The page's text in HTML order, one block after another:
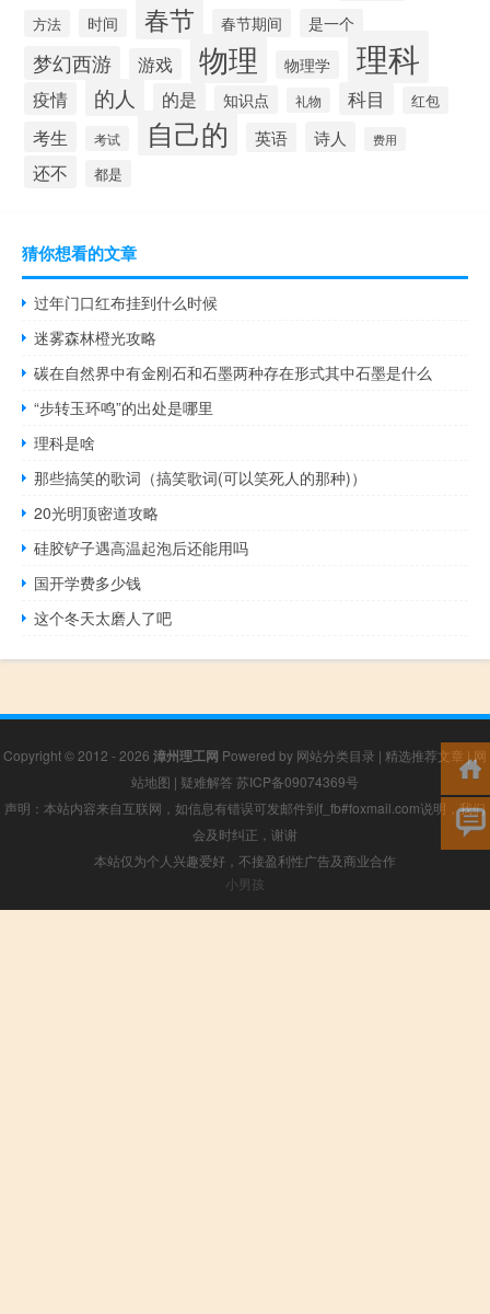
方法
时间 春节 春节期间 是一个
梦幻西游 游戏 物理 物理学 理科
疫情 的人 的是 知识点 礼物 科目 红包
考生 考试 自己的 英语 诗人 费用
还不 都是
猜你想看的文章
过年门口红布挂到什么时候
迷雾森林橙光攻略
碳在自然界中有金刚石和石墨两种存在形式其中石墨是什么
“步转玉环鸣”的出处是哪里
理科是啥
那些搞笑的歌词（搞笑歌词(可以笑死人的那种)）
20光明顶密道攻略
硅胶铲子遇高温起泡后还能用吗
国开学费多少钱
这个冬天太磨人了吧
Copyright © 2012 - 2026 漳州理工网 Powered by 网站分类目录 | 精选推荐文章 |网
站地图 | 疑难解答 苏ICP备09074369号
声明：本站内容来自互联网，如信息有错误可发邮件到f_fb#foxmail.com说明，我们
会及时纠正，谢谢
本站仅为个人兴趣爱好，不接盈利性广告及商业合作
小男孩